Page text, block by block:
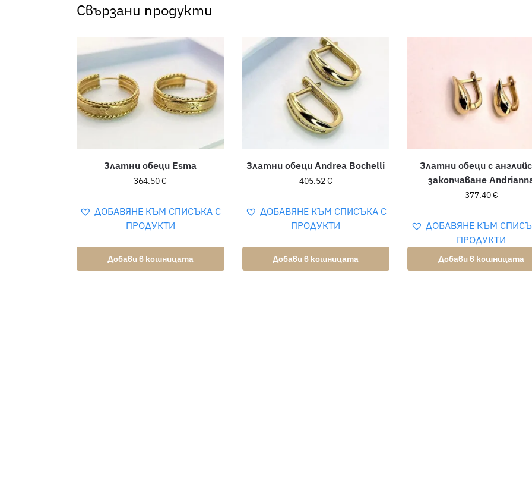
Свързани продукти
Златни обеци Esma
364.50€
Добави в кошницата
ДОБАВЯНЕ КЪМ СПИСЪКА С
ПРОДУКТИ
Златни обеци Andrea Bochelli
405.52€
Добави в кошницата
ДОБАВЯНЕ КЪМ СПИСЪКА С
ПРОДУКТИ
Златни обеци с
закопчаване
377.40€
Добави в кошницата
ДОБАВЯНЕ КЪМ
ПРОДУКТИ